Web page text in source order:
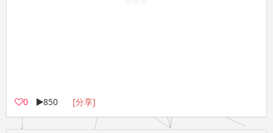
0 850 [分享]